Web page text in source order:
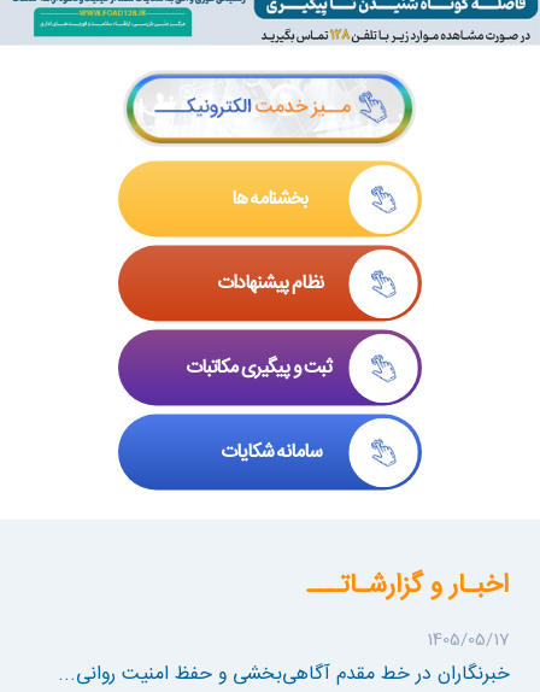
بخشنامه ها
نظام پیشنهادات
ثبت و پیگیری مکاتبات
سامانه شکایات
اخبـار و گزارشـاتـــ
1405/05/17
خبرنگاران در خط مقدم آگاهی‌بخشی و حفظ امنیت روانی...